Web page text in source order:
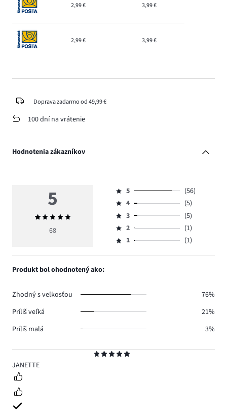
2,99 € 3,99 €
2,99 € 3,99 €
Doprava zadarmo od 49,99 €
100 dní na vrátenie
Hodnotenia zákazníkov
5
JANETTE
5
Priemerné
hodnotenie
68
Hodnotenie
5,
počet
hlasov
56.
5
(56)
Hodnotenie
4,
počet
hlasov
4
(5)
Hodnotenie
3,
počet
3
(5)
Hodnotenie
2,
2
(1)
Hodnotenie
1,
1 (1)
Produkt bol ohodnotený ako:
Zhodný s veľkosťou
76%
Príliš veľká
21%
Príliš malá
3%